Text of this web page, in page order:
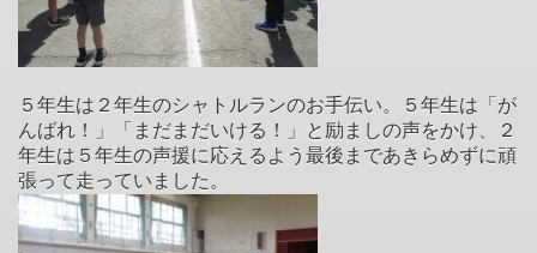
５年生は２年生のシャトルランのお手伝い。５年生は「が
んばれ！」「まだまだいける！」と励ましの声をかけ、２
年生は５年生の声援に応えるよう最後まであきらめずに頑
張って走っていました。